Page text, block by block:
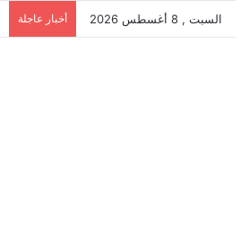
السبت , 8 أغسطس 2026 أخبار عاجلة